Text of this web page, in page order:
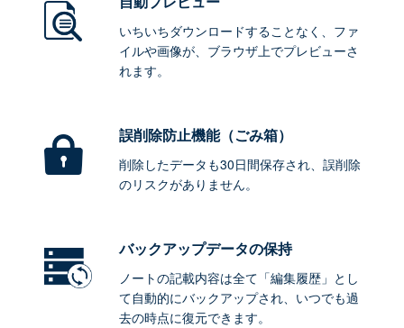
いちいちダウンロードすることなく、ファ
イルや画像が、ブラウザ上でプレビューさ
れます。
誤削除防止機能（ごみ箱）
削除したデータも30日間保存され、誤削除
のリスクがありません。
バックアップデータの保持
ノートの記載内容は全て「編集履歴」とし
て自動的にバックアップされ、いつでも過
去の時点に復元できます。